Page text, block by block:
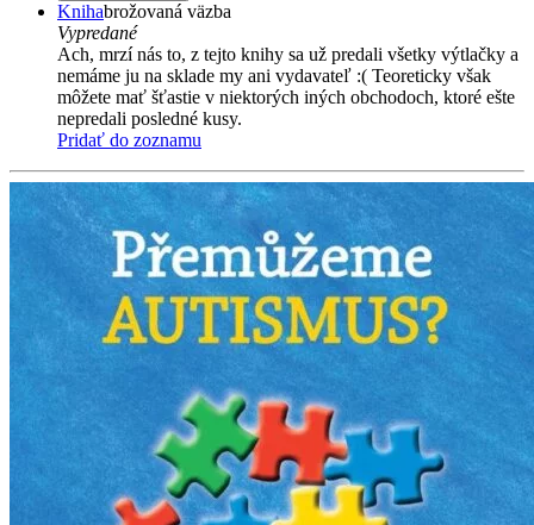
Knihabrožovaná väzba
Vypredané
Ach, mrzí nás to, z tejto knihy sa už predali všetky výtlačky a
nemáme ju na sklade my ani vydavateľ :( Teoreticky však
môžete mať šťastie v niektorých iných obchodoch, ktoré ešte
nepredali posledné kusy.
Pridať do zoznamu